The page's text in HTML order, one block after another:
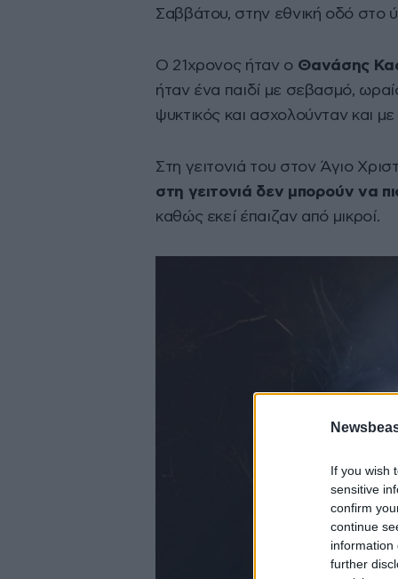
If you wish
sensitive
confirm
continue
information
further
Σαββάτου, στην εθνική οδό στο
Ο 21χρονος ήταν ο Θανάσης
ήταν ένα παιδί με σεβασμό,
ψυκτικός και ασχολούνταν και
Στη γειτονιά του στον Άγιο
στη γειτονιά δεν μπορούν να
καθώς εκεί έπαιζαν από μικροί.